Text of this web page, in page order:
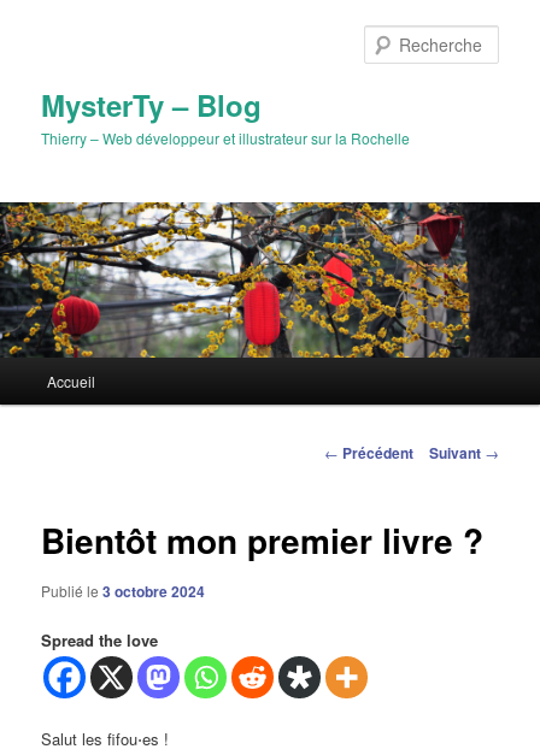
MysterTy – Blog
Thierry – Web développeur et illustrateur sur la Rochelle
principal
Accueil
Navigation
← Précédent Suivant →
Bientôt mon premier livre ?
Publié le3 octobre 2024
Spread the love
Salut les fifou⋅es !